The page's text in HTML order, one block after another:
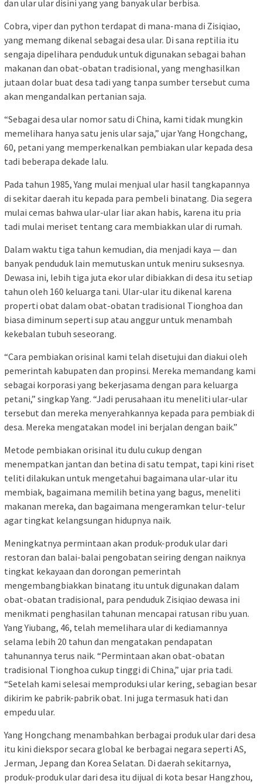
dan ular ular disini yang yang banyak ular berbisa.
Cobra, viper dan python terdapat di mana-mana di Zisiqiao,
yang memang dikenal sebagai desa ular. Di sana reptilia itu
sengaja dipelihara penduduk untuk digunakan sebagai bahan
makanan dan obat-obatan tradisional, yang menghasilkan
jutaan dolar buat desa tadi yang tanpa sumber tersebut cuma
akan mengandalkan pertanian saja.
“Sebagai desa ular nomor satu di China, kami tidak mungkin
memelihara hanya satu jenis ular saja,” ujar Yang Hongchang,
60, petani yang memperkenalkan pembiakan ular kepada desa
tadi beberapa dekade lalu.
Pada tahun 1985, Yang mulai menjual ular hasil tangkapannya
di sekitar daerah itu kepada para pembeli binatang. Dia segera
mulai cemas bahwa ular-ular liar akan habis, karena itu pria
tadi mulai meriset tentang cara membiakkan ular di rumah.
Dalam waktu tiga tahun kemudian, dia menjadi kaya — dan
banyak penduduk lain memutuskan untuk meniru suksesnya.
Dewasa ini, lebih tiga juta ekor ular dibiakkan di desa itu setiap
tahun oleh 160 keluarga tani. Ular-ular itu dikenal karena
properti obat dalam obat-obatan tradisional Tionghoa dan
biasa diminum seperti sup atau anggur untuk menambah
kekebalan tubuh seseorang.
“Cara pembiakan orisinal kami telah disetujui dan diakui oleh
pemerintah kabupaten dan propinsi. Mereka memandang kami
sebagai korporasi yang bekerjasama dengan para keluarga
petani,” singkap Yang. “Jadi perusahaan itu meneliti ular-ular
tersebut dan mereka menyerahkannya kepada para pembiak di
desa. Mereka mengatakan model ini berjalan dengan baik.”
Metode pembiakan orisinal itu dulu cukup dengan
menempatkan jantan dan betina di satu tempat, tapi kini riset
teliti dilakukan untuk mengetahui bagaimana ular-ular itu
membiak, bagaimana memilih betina yang bagus, meneliti
makanan mereka, dan bagaimana mengeramkan telur-telur
agar tingkat kelangsungan hidupnya naik.
Meningkatnya permintaan akan produk-produk ular dari
restoran dan balai-balai pengobatan seiring dengan naiknya
tingkat kekayaan dan dorongan pemerintah
mengembangbiakkan binatang itu untuk digunakan dalam
obat-obatan tradisional, para penduduk Zisiqiao dewasa ini
menikmati penghasilan tahunan mencapai ratusan ribu yuan.
Yang Yiubang, 46, telah memelihara ular di kediamannya
selama lebih 20 tahun dan mengatakan pendapatan
tahunannya terus naik. “Permintaan akan obat-obatan
tradisional Tionghoa cukup tinggi di China,” ujar pria tadi.
“Setelah kami selesai memproduksi ular kering, sebagian besar
dikirim ke pabrik-pabrik obat. Ini juga termasuk hati dan
empedu ular.
Yang Hongchang menambahkan berbagai produk ular dari desa
itu kini diekspor secara global ke berbagai negara seperti AS,
Jerman, Jepang dan Korea Selatan. Di daerah sekitarnya,
produk-produk ular dari desa itu dijual di kota besar Hangzhou,